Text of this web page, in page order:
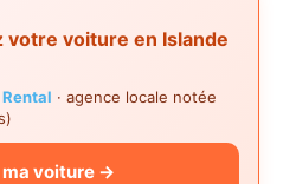
votre voiture en Islande
· agence locale notée
ma voiture →